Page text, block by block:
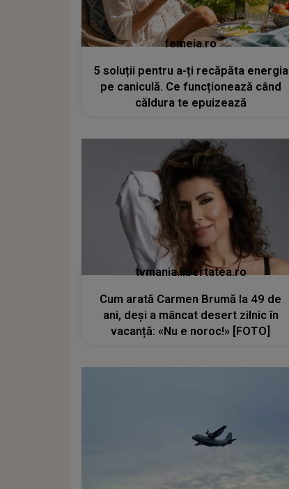
femeia.ro
5 soluții pentru a-ți recăpăta energia
pe caniculă. Ce funcționează când
căldura te epuizează
tvmania.libertatea.ro
Cum arată Carmen Brumă la 49 de
ani, deși a mâncat desert zilnic în
vacanță: «Nu e noroc!» [FOTO]